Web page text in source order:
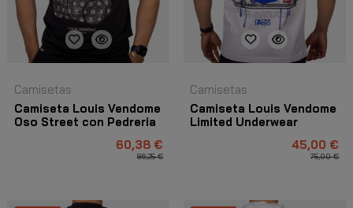
Camisetas
Camiseta Louis Vendome
Oso Street con Pedreria
60,38 €
86,25 €
Camisetas
Camiseta Louis Vendome
Limited Underwear
45,00 €
75,00 €